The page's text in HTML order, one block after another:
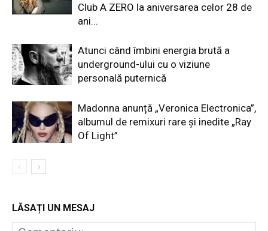
Club A ZERO la aniversarea celor 28 de
ani...
Atunci când îmbini energia brută a
underground-ului cu o viziune
personală puternică
Madonna anunță „Veronica Electronica”,
albumul de remixuri rare și inedite „Ray
Of Light”
LĂSAȚI UN MESAJ